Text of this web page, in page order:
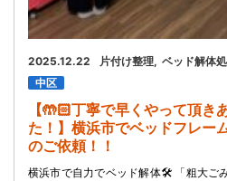
2025.12.22 片付け整理 ベッド解体
中区
【🤲🏻丁寧で早くやって頂き
た！】横浜市でベッドフレー
のご依頼！！
横浜市で自力でベッド解体🛠️ 「粗大ご